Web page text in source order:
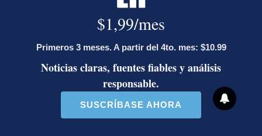
Escobar cumplieron sus tres partidos de
suspensión y quedaron habilitados para jugar.
Herediano en el estadio Carlos Alvarado
En la actual campaña suma 10 partidos, con
siete victorias, dos empates y una derrota.
¡DALEEEE SAPRISSA! 😈